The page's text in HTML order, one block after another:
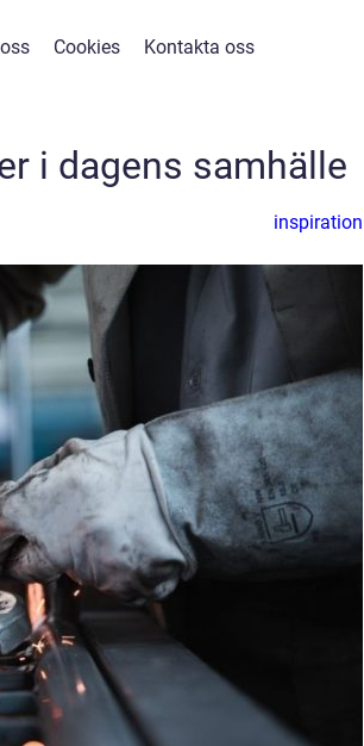
Cookies Kontakta oss
i dagens samhälle
inspiration